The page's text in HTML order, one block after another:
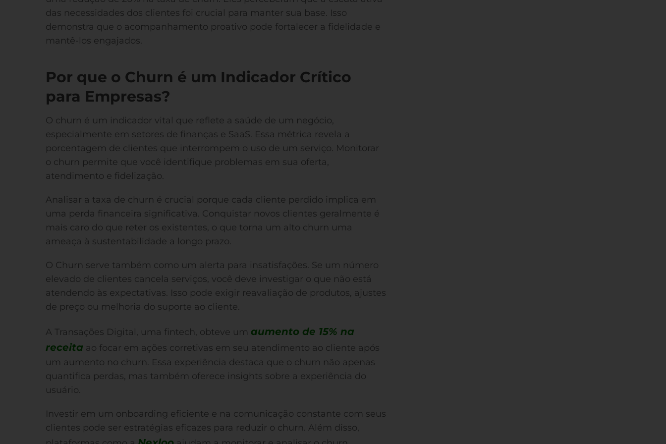
das necessidades dos clientes foi crucial para manter sua base. Isso
demonstra que o acompanhamento proativo pode fortalecer a fidelidade e
mantê-los engajados.
Por que o Churn é um Indicador Crítico
para Empresas?
O churn é um indicador vital que reflete a saúde de um negócio,
especialmente em setores de finanças e SaaS. Essa métrica revela a
porcentagem de clientes que interrompem o uso de um serviço. Monitorar
o churn permite que você identifique problemas em sua oferta,
atendimento e fidelização.
Analisar a taxa de churn é crucial porque cada cliente perdido implica em
uma perda financeira significativa. Conquistar novos clientes geralmente é
mais caro do que reter os existentes, o que torna um alto churn uma
ameaça à sustentabilidade a longo prazo.
O Churn serve também como um alerta para insatisfações. Se um número
elevado de clientes cancela serviços, você deve investigar o que não está
atendendo às expectativas. Isso pode exigir reavaliação de produtos, ajustes
de preço ou melhoria do suporte ao cliente.
A Transações Digital, uma fintech, obteve um aumento de 15% na
receita ao focar em ações corretivas em seu atendimento ao cliente após
um aumento no churn. Essa experiência destaca que o churn não apenas
quantifica perdas, mas também oferece insights sobre a experiência do
usuário.
Investir em um onboarding eficiente e na comunicação constante com seus
clientes pode ser estratégias eficazes para reduzir o churn. Além disso,